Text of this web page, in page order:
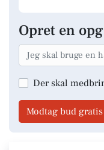
Opret en
Der skal
Modtag bud gratis